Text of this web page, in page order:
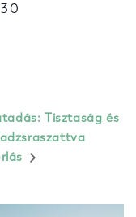
Tisztaság és